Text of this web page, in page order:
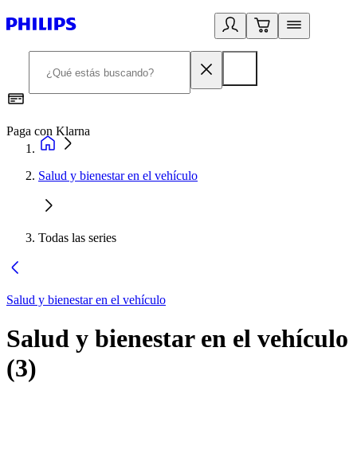
Paga con Klarna
Salud y bienestar en el vehículo
Todas las series
Salud y bienestar en el vehículo
Salud y bienestar en el vehículo
(3)